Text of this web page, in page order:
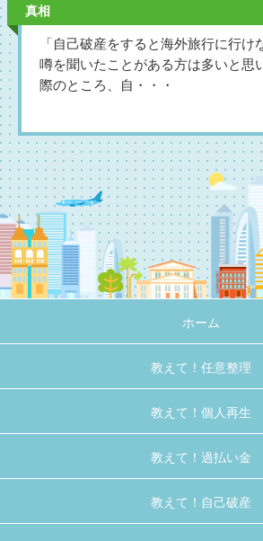
真相
「自己破産をすると海外旅行に行け
噂を聞いたことがある方は多いと思
際のところ、自・・・
ホーム
教えて！任意整理
教えて！個人再生
教えて！過払い金
教えて！自己破産